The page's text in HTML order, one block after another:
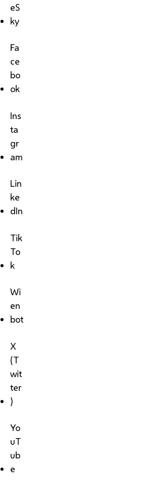
eS
ky
Fa
ce
bo
ok
Ins
ta
gr
am
Lin
ke
dIn
Tik
To
k
Wi
en
bot
X
(T
wit
ter
)
Yo
uT
ub
e